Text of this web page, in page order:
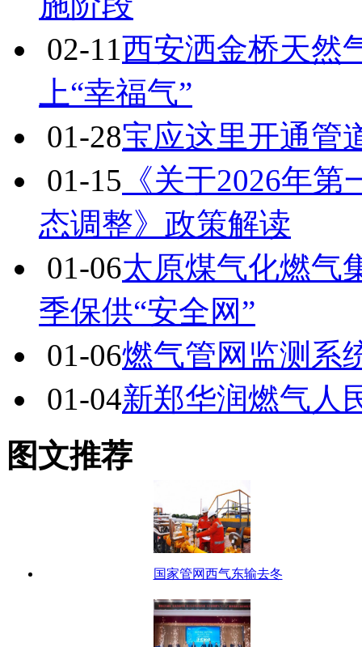
02-11西安洒金桥天然
上“幸福气”
01-28宝应这里开通管
01-15 《关于2026年
态调整》政策解读
01-06太原煤气化燃气
季保供“安全网”
01-06燃气管网监测系
01-04新郑华润燃气人
图文推荐
国家管网西气东输去冬